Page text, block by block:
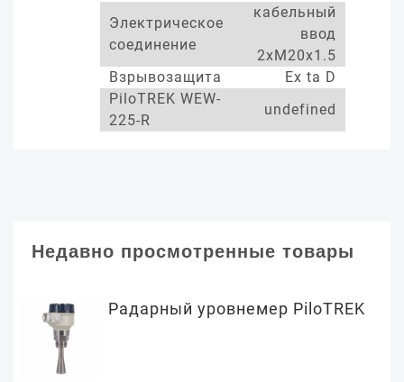
Электрическое
соединение
кабельный
ввод
2xM20x1.5
Взрывозащита
Ex ta D
PiloTREK WEW-
225-R
undefined
Недавно просмотренные товары
Радарный уровнемер PiloTREK